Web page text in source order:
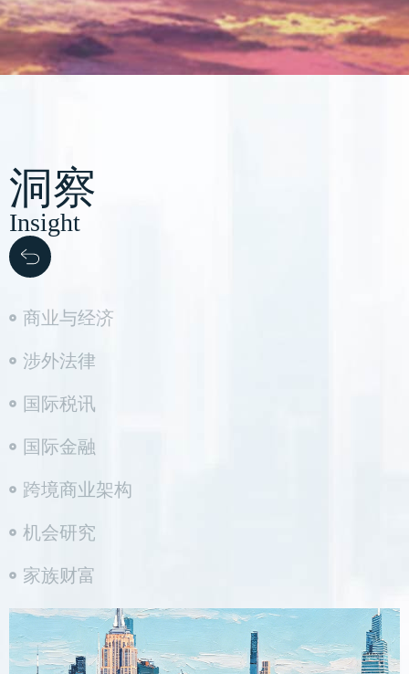
洞察
Insight
商业与经济
涉外法律
国际税讯
国际金融
跨境商业架构
机会研究
家族财富